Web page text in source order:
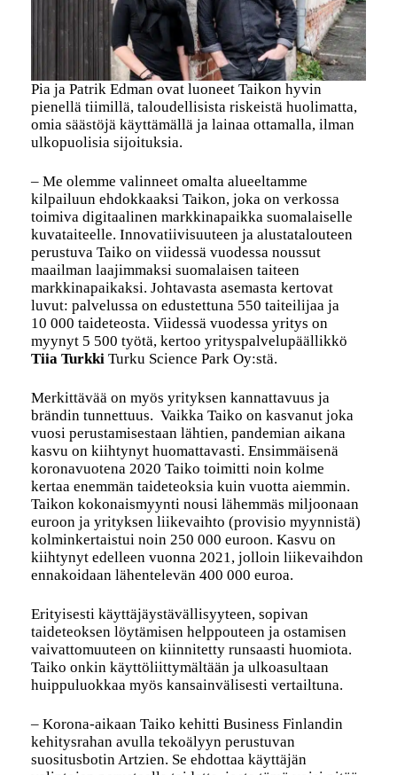
Pia ja Patrik Edman ovat luoneet Taikon hyvin
pienellä tiimillä, taloudellisista riskeistä huolimatta,
omia säästöjä käyttämällä ja lainaa ottamalla, ilman
ulkopuolisia sijoituksia.
– Me olemme valinneet omalta alueeltamme
kilpailuun ehdokkaaksi Taikon, joka on verkossa
toimiva digitaalinen markkinapaikka suomalaiselle
kuvataiteelle. Innovatiivisuuteen ja alustatalouteen
perustuva Taiko on viidessä vuodessa noussut
maailman laajimmaksi suomalaisen taiteen
markkinapaikaksi. Johtavasta asemasta kertovat
luvut: palvelussa on edustettuna 550 taiteilijaa ja
10 000 taideteosta. Viidessä vuodessa yritys on
myynyt 5 500 työtä, kertoo yrityspalvelupäällikkö
Tiia Turkki Turku Science Park Oy:stä.
Merkittävää on myös yrityksen kannattavuus ja
brändin tunnettuus. Vaikka Taiko on kasvanut joka
vuosi perustamisestaan lähtien, pandemian aikana
kasvu on kiihtynyt huomattavasti. Ensimmäisenä
koronavuotena 2020 Taiko toimitti noin kolme
kertaa enemmän taideteoksia kuin vuotta aiemmin.
Taikon kokonaismyynti nousi lähemmäs miljoonaan
euroon ja yrityksen liikevaihto (provisio myynnistä)
kolminkertaistui noin 250 000 euroon. Kasvu on
kiihtynyt edelleen vuonna 2021, jolloin liikevaihdon
ennakoidaan lähentelevän 400 000 euroa.
Erityisesti käyttäjäystävällisyyteen, sopivan
taideteoksen löytämisen helppouteen ja ostamisen
vaivattomuuteen on kiinnitetty runsaasti huomiota.
Taiko onkin käyttöliittymältään ja ulkoasultaan
huippuluokkaa myös kansainvälisesti vertailtuna.
– Korona-aikaan Taiko kehitti Business Finlandin
kehitysrahan avulla tekoälyyn perustuvan
suositusbotin Artzien. Se ehdottaa käyttäjän